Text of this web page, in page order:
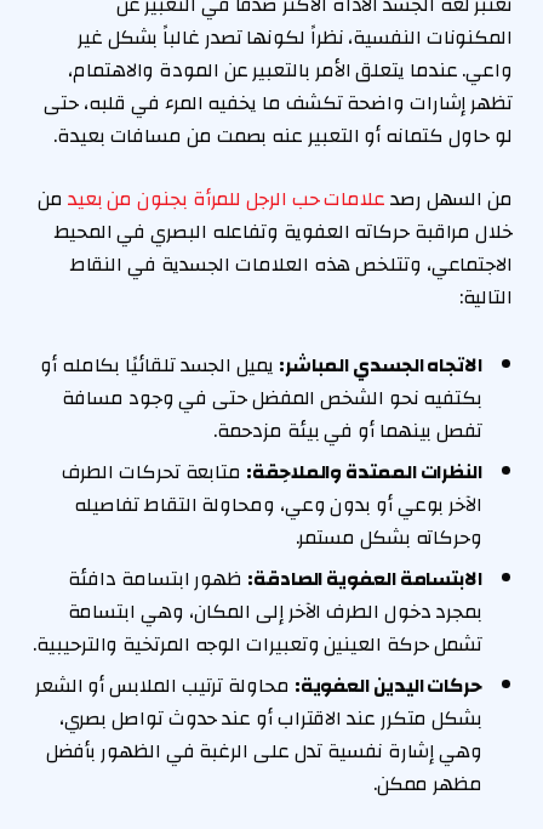
المكنونات النفسية، نظراً لكونها تصدر غالباً بشكل غير
واعي. عندما يتعلق الأمر بالتعبير عن المودة والاهتمام،
تظهر إشارات واضحة تكشف ما يخفيه المرء في قلبه، حتى
لو حاول كتمانه أو التعبير عنه بصمت من مسافات بعيدة.
من السهل رصدعلامات حب الرجل للمرأة بجنون من بعيد من
خلال مراقبة حركاته العفوية وتفاعله البصري في المحيط
الاجتماعي، وتتلخص هذه العلامات الجسدية في النقاط
التالية:
الاتجاه الجسدي المباشر: يميل الجسد تلقائيًا بكامله أو
بكتفيه نحو الشخص المفضل حتى في وجود مسافة
تفصل بينهما أو في بيئة مزدحمة.
النظرات الممتدة والملاحِقة: متابعة تحركات الطرف
الآخر بوعي أو بدون وعي، ومحاولة التقاط تفاصيله
وحركاته بشكل مستمر.
الابتسامة العفوية الصادقة: ظهور ابتسامة دافئة
بمجرد دخول الطرف الآخر إلى المكان، وهي ابتسامة
تشمل حركة العينين وتعبيرات الوجه المرتخية والترحيبية.
حركات اليدين العفوية: محاولة ترتيب الملابس أو الشعر
بشكل متكرر عند الاقتراب أو عند حدوث تواصل بصري،
وهي إشارة نفسية تدل على الرغبة في الظهور بأفضل
مظهر ممكن.